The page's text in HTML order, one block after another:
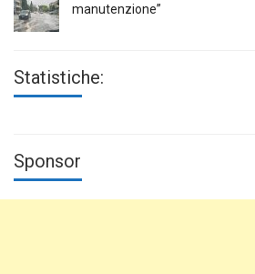
manutenzione”
Statistiche:
Sponsor